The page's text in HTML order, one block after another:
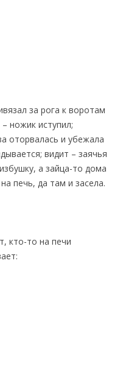
за рога к воротам
ножик иступил;
оторвалась и убежала
видит – заячья
а зайца-то дома
печь, да там и засела.
кто-то на печи